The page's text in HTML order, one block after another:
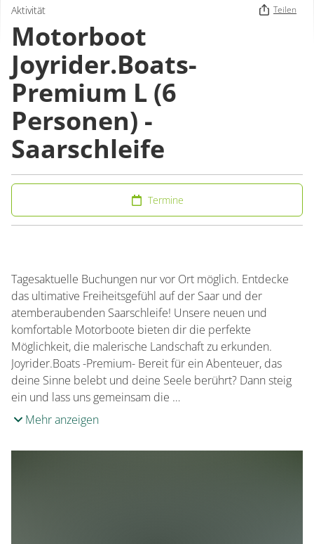
Aktivität Teilen
Motorboot
Joyrider.Boats-
Premium L (6
Personen) -
Saarschleife
Termine
Tagesaktuelle Buchungen nur vor Ort möglich. Entdecke
das ultimative Freiheitsgefühl auf der Saar und der
atemberaubenden Saarschleife! Unsere neuen und
komfortable Motorboote bieten dir die perfekte
Möglichkeit, die malerische Landschaft zu erkunden.
Joyrider.Boats -Premium- Bereit für ein Abenteuer, das
deine Sinne belebt und deine Seele berührt? Dann steig
ein und lass uns gemeinsam die …
Mehr anzeigen